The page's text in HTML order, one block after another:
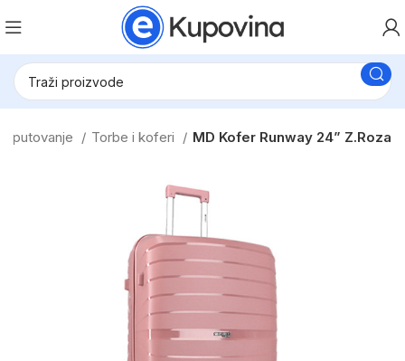
i putovanje Torbe i koferi MD Kofer Runway 24” Z.Roza